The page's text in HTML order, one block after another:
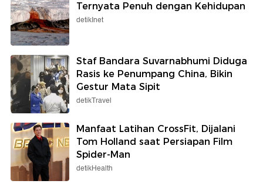
Ternyata Penuh dengan Kehidupan
detikInet
Staf Bandara Suvarnabhumi Diduga
Rasis ke Penumpang China, Bikin
Gestur Mata Sipit
detikTravel
Manfaat Latihan CrossFit, Dijalani
Tom Holland saat Persiapan Film
Spider-Man
detikHealth